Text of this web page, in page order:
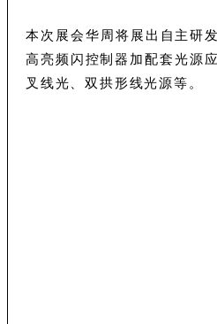
本次展会华周将展出自主研
高亮频闪控制器加配套光源
叉线光、双拱形线光源等。